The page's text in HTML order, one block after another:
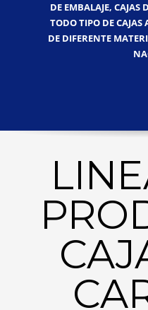
DE EMBALAJE, CAJAS
TODO TIPO DE
DE DIFERENTE